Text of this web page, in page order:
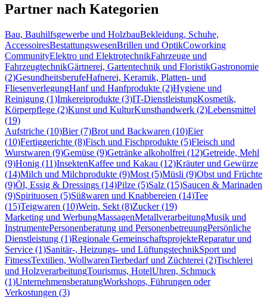
Partner nach Kategorien
Bau, Bauhilfsgewerbe und HolzbauBekleidung, Schuhe,
AccessoiresBestattungswesenBrillen und OptikCoworking
CommunityElektro und ElektrotechnikFahrzeuge und
FahrzeugtechnikGärtnerei, Gartentechnik und FloristikGastronomie
(2)GesundheitsberufeHafnerei, Keramik, Platten- und
FliesenverlegungHanf und Hanfprodukte (2)Hygiene und
Reinigung (1)Imkereiprodukte (3)IT-DienstleistungKosmetik,
Körperpflege (2)Kunst und KulturKunsthandwerk (2)Lebensmittel
(19)
Aufstriche (10)Bier (7)Brot und Backwaren (10)Eier
(10)Fertiggerichte (8)Fisch und Fischprodukte (5)Fleisch und
Wurstwaren (9)Gemüse (9)Getränke alkoholfrei (12)Getreide, Mehl
(9)Honig (11)InsektenKaffee und Kakau (12)Kräuter und Gewürze
(14)Milch und Milchprodukte (9)Most (5)Müsli (9)Obst und Früchte
(9)Öl, Essig & Dressings (14)Pilze (5)Salz (15)Saucen & Marinaden
(9)Spirituosen (5)Süßwaren und Knabbereien (14)Tee
(15)Teigwaren (10)Wein, Sekt (8)Zucker (19)
Marketing und WerbungMassagenMetallverarbeitungMusik und
InstrumentePersonenberatung und PersonenbetreuungPersönliche
Dienstleistung (1)Regionale GemeinschaftsprojekteReparatur und
Service (1)Sanitär-, Heizungs- und LüftungstechnikSport und
FitnessTextilien, WollwarenTierbedarf und Züchterei (2)Tischlerei
und HolzverarbeitungTourismus, HotelUhren, Schmuck
(1)UnternehmensberatungWorkshops, Führungen oder
Verkostungen (3)